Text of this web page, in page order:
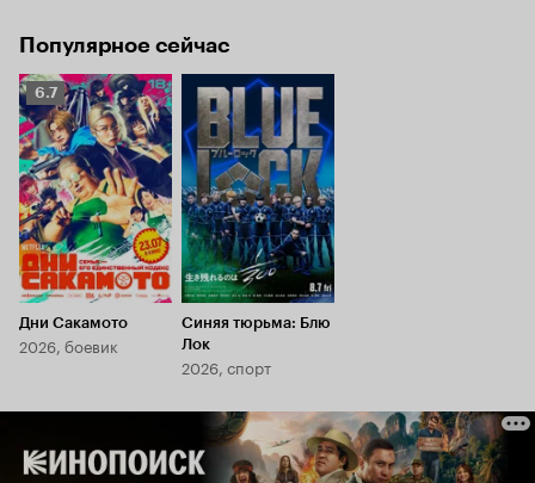
Популярное сейчас
Рейтинг
Кинопоиска
6.7
6.7
Дни Сакамото
2026, боевик
Синяя тюрьма: Блю
Лок
2026, спорт